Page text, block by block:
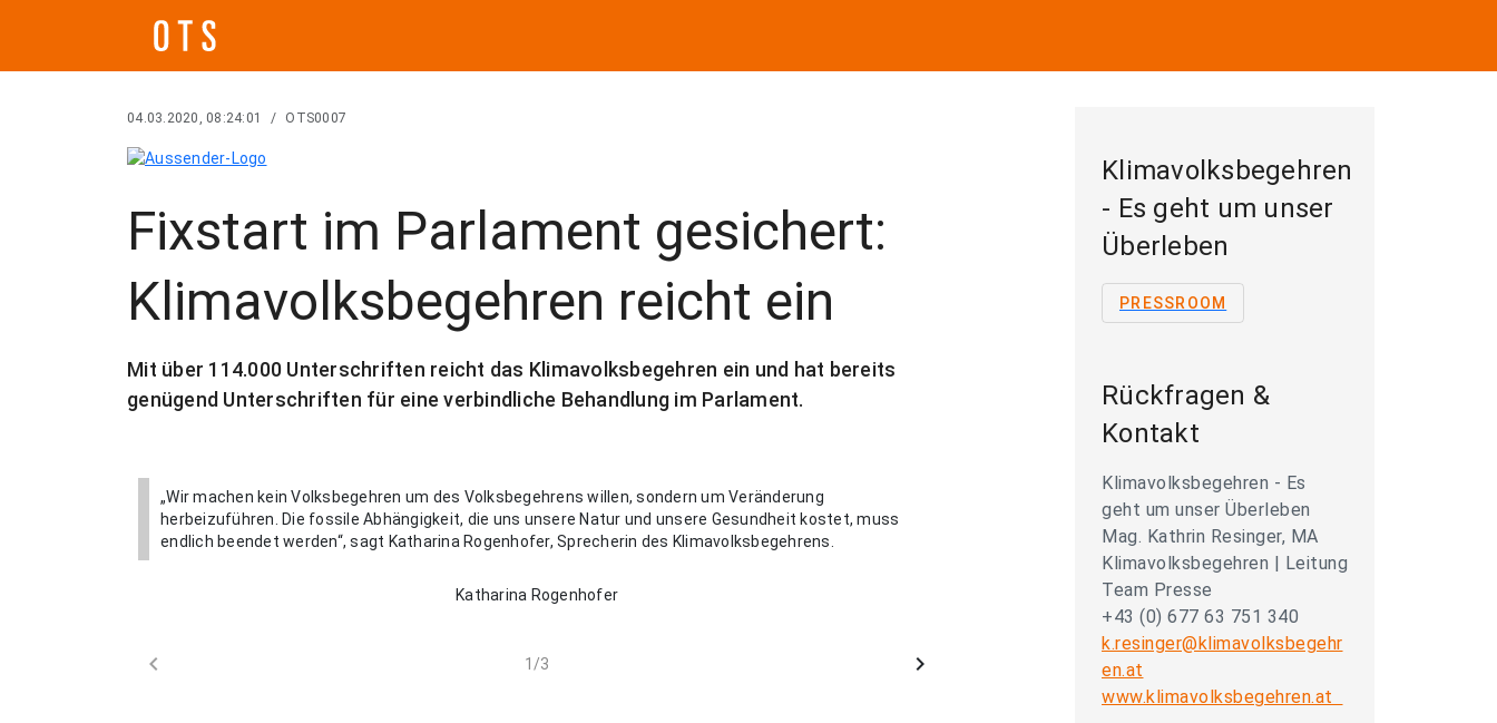
04.03.2020, 08:24:01 / OTS0007
Fixstart im Parlament gesichert:
Klimavolksbegehren reicht ein
Mit über 114.000 Unterschriften reicht das Klimavolksbegehren ein und hat bereits
genügend Unterschriften für eine verbindliche Behandlung im Parlament.
„Wir machen kein Volksbegehren um des Volksbegehrens willen, sondern um Veränderung
herbeizuführen. Die fossile Abhängigkeit, die uns unsere Natur und unsere Gesundheit kostet, muss
endlich beendet werden“, sagt Katharina Rogenhofer, Sprecherin des Klimavolksbegehrens.
Katharina Rogenhofer
chevron_left 1/3 chevron_right
Klimavolksbegehren
- Es geht um unser
Überleben
PRESSROOM
Rückfragen &
Kontakt
Klimavolksbegehren - Es
geht um unser Überleben
Mag. Kathrin Resinger, MA
Klimavolksbegehren | Leitung
Team Presse
+43 (0) 677 63 751 340
k.resinger@klimavolksbegehr
en.at
www.klimavolksbegehren.at